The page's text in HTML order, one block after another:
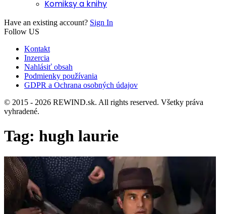
Komiksy a knihy
Have an existing account? Sign In
Follow US
Kontakt
Inzercia
Nahlásiť obsah
Podmienky používania
GDPR a Ochrana osobných údajov
© 2015 - 2026 REWIND.sk. All rights reserved. Všetky práva
vyhradené.
Tag: hugh laurie